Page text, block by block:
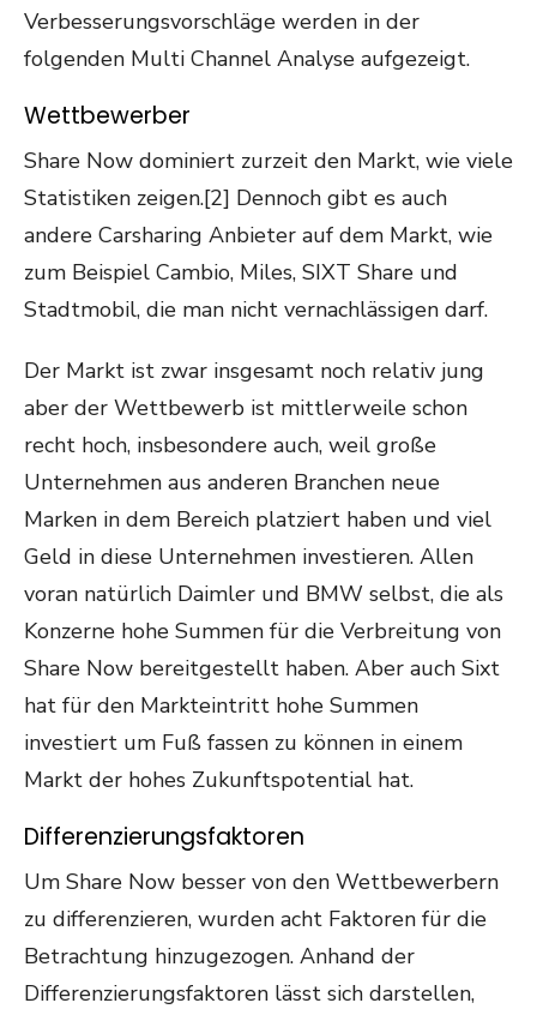
Verbesserungsvorschläge werden in der
folgenden Multi Channel Analyse aufgezeigt.
Wettbewerber
Share Now dominiert zurzeit den Markt, wie viele
Statistiken zeigen.[2] Dennoch gibt es auch
andere Carsharing Anbieter auf dem Markt, wie
zum Beispiel Cambio, Miles, SIXT Share und
Stadtmobil, die man nicht vernachlässigen darf.
Der Markt ist zwar insgesamt noch relativ jung
aber der Wettbewerb ist mittlerweile schon
recht hoch, insbesondere auch, weil große
Unternehmen aus anderen Branchen neue
Marken in dem Bereich platziert haben und viel
Geld in diese Unternehmen investieren. Allen
voran natürlich Daimler und BMW selbst, die als
Konzerne hohe Summen für die Verbreitung von
Share Now bereitgestellt haben. Aber auch Sixt
hat für den Markteintritt hohe Summen
investiert um Fuß fassen zu können in einem
Markt der hohes Zukunftspotential hat.
Differenzierungsfaktoren
Um Share Now besser von den Wettbewerbern
zu differenzieren, wurden acht Faktoren für die
Betrachtung hinzugezogen. Anhand der
Differenzierungsfaktoren lässt sich darstellen,